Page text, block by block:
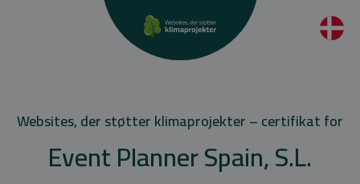
Websites, der støtter klimaprojekter – certifikat for
Event Planner Spain, S.L.